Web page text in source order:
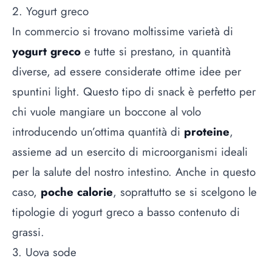
2. Yogurt greco
In commercio si trovano moltissime varietà di
yogurt greco e tutte si prestano, in quantità
diverse, ad essere considerate ottime idee per
spuntini light. Questo tipo di snack è perfetto per
chi vuole mangiare un boccone al volo
introducendo un’ottima quantità di proteine,
assieme ad un esercito di microorganismi ideali
per la salute del nostro intestino. Anche in questo
caso, poche calorie, soprattutto se si scelgono le
tipologie di yogurt greco a basso contenuto di
grassi.
3. Uova sode